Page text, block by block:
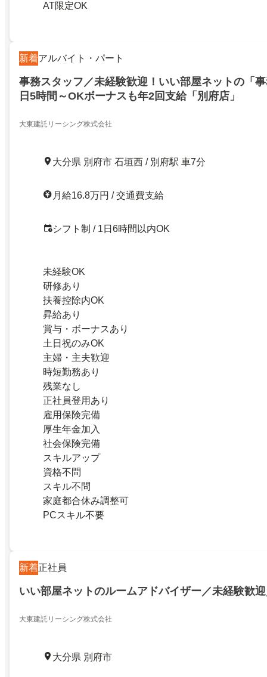
AT限定OK
新着アルバイト・パート
事務スタッフ／未経験歓迎！いい部屋ネットの「
日5時間～OKボーナスも年2回支給「別府店」
大東建託リーシング株式会社
大分県 別府市 石垣西 / 別府駅 車7分
月給16.8万円 / 交通費支給
シフト制 / 1日6時間以内OK
未経験OK
研修あり
扶養控除内OK
昇給あり
賞与・ボーナスあり
土日祝のみOK
主婦・主夫歓迎
時短勤務あり
残業なし
正社員登用あり
雇用保険完備
厚生年金加入
社会保険完備
スキルアップ
資格不問
スキル不問
家庭都合休み調整可
PCスキル不要
新着正社員
いい部屋ネットのルームアドバイザー／未経験歓
大東建託リーシング株式会社
大分県 別府市